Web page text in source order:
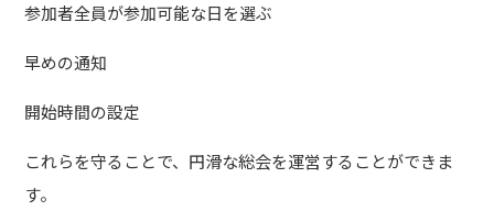
参加者全員が参加可能な日を選ぶ
早めの通知
開始時間の設定
これらを守ることで、円滑な総会を運営することができま
す。